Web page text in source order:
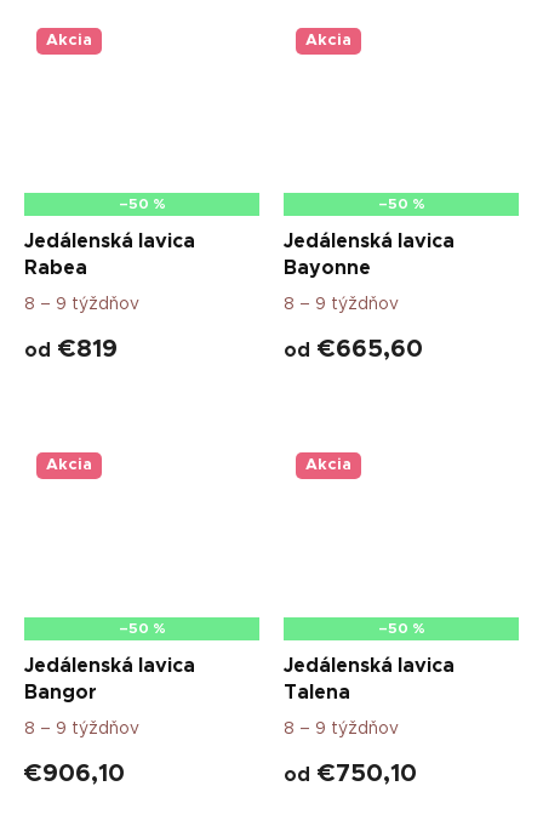
Akcia
–50 %
Jedálenská lavica
Rabea
8 – 9 týždňov
od €819
Akcia
–50 %
Jedálenská lavica
Bayonne
8 – 9 týždňov
od €665,60
Akcia
–50 %
Jedálenská lavica
Bangor
8 – 9 týždňov
€906,10
Akcia
–50 %
Jedálenská lavica
Talena
8 – 9 týždňov
od €750,10